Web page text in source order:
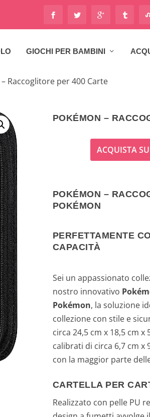
GIOCHI PER BAMBINI
Raccoglitore per 400 Carte
POKÉMON –
ACQUISTA
POKÉMON –
POKÉMON
PERFETTAMENTE
CAPACITÀ
Sei un appassionato
nostro innovativo
Pokémon, la soluzione
collezione con stile e
circa 24,5 cm x 18,5 cm
calibrati di circa 6,7 cm x
con la maggior parte
CARTELLA PER
Realizzato con pelle PU